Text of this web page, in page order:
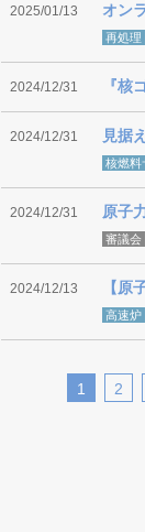
2025/01/13 オン
再処理
2024/12/31 『核
2024/12/31 見据
核燃料
2024/12/31 原子
審議会
2024/12/13 【原
高速炉
1 2